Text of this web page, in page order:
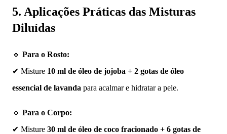
5. Aplicações Práticas das Misturas
Diluídas
🔹 Para o Rosto:
✔ Misture 10 ml de óleo de jojoba + 2 gotas de óleo
essencial de lavanda para acalmar e hidratar a pele.
🔹 Para o Corpo:
✔ Misture 30 ml de óleo de coco fracionado + 6 gotas de